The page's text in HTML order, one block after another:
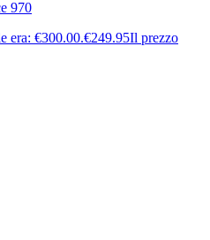
970
era: €300.00.€249.95Il prezzo